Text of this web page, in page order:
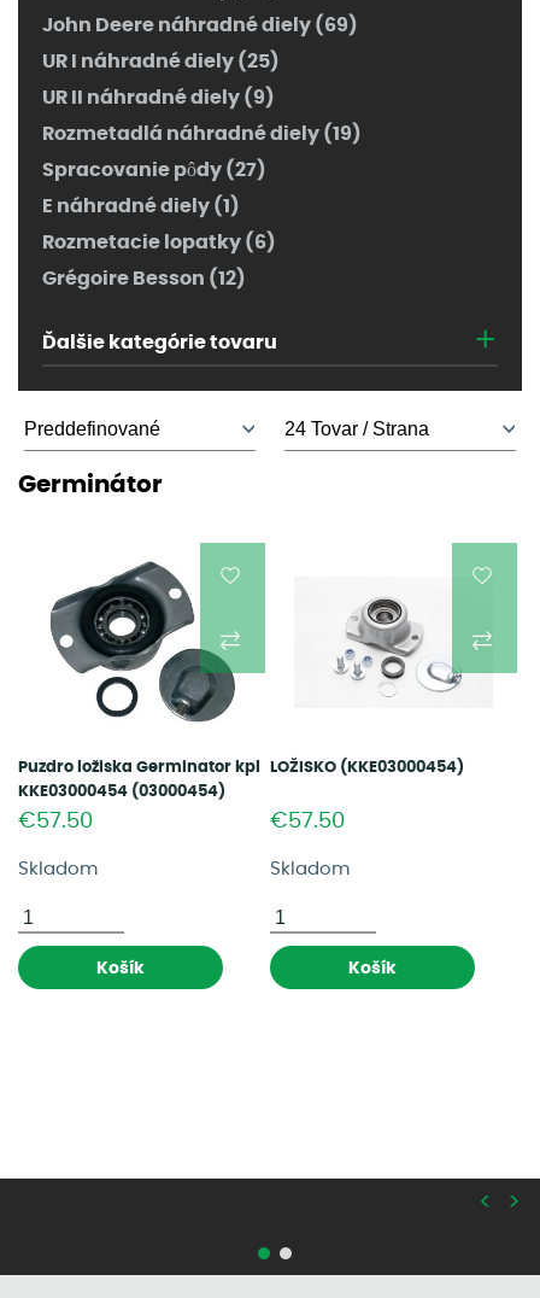
John Deere náhradné diely (69)
UR I náhradné diely (25)
UR II náhradné diely (9)
Rozmetadlá náhradné diely (19)
Spracovanie pôdy (27)
E náhradné diely (1)
Rozmetacie lopatky (6)
Grégoire Besson (12)
Ďalšie kategórie tovaru +
Germinátor
Puzdro ložiska Germinator kpl
KKE03000454 (03000454)
€57.50
Skladom
Košík
LOŽISKO (KKE03000454)
€57.50
Skladom
Košík
>
<